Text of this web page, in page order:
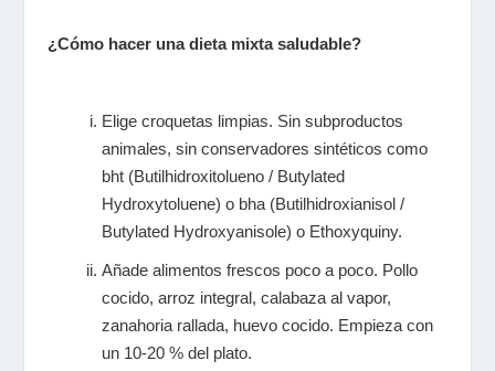
¿Cómo hacer una dieta mixta saludable?
Elige croquetas limpias. Sin subproductos
animales, sin conservadores sintéticos como
bht(Butilhidroxitolueno / Butylated
Hydroxytoluene) o bha(Butilhidroxianisol /
Butylated Hydroxyanisole) o Ethoxyquiny.
Añade alimentos frescos poco a poco. Pollo
cocido, arroz integral, calabaza al vapor,
zanahoria rallada, huevo cocido. Empieza con
un 10-20 % del plato.